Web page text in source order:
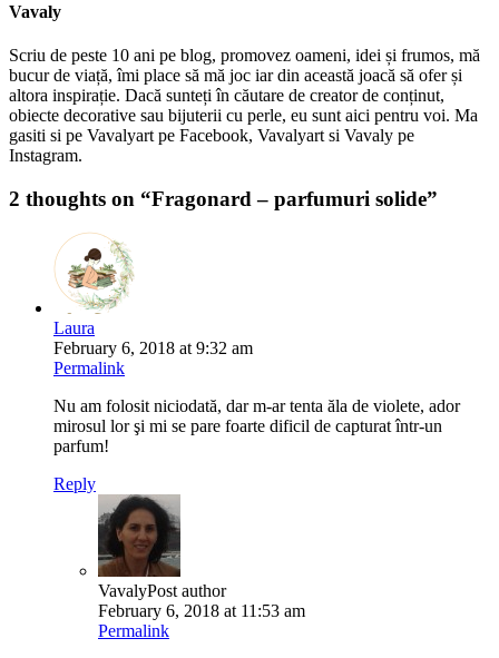
Vavaly
Scriu de peste 10 ani pe blog, promovez oameni, idei și frumos, mă
bucur de viață, îmi place să mă joc iar din această joacă să ofer și
altora inspirație. Dacă sunteți în căutare de creator de conținut,
obiecte decorative sau bijuterii cu perle, eu sunt aici pentru voi. Ma
gasiti si pe Vavalyart pe Facebook, Vavalyart si Vavaly pe
Instagram.
2 thoughts on “Fragonard – parfumuri solide”
Laura
February 6, 2018 at 9:32 am
Permalink
Nu am folosit niciodată, dar m-ar tenta ăla de violete, ador
mirosul lor şi mi se pare foarte dificil de capturat într-un
parfum!
Reply
VavalyPost author
February 6, 2018 at 11:53 am
Permalink